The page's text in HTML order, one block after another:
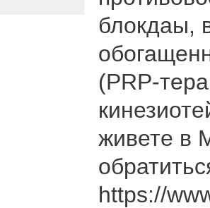
блокдаы,
(PRP-
живете в
https://